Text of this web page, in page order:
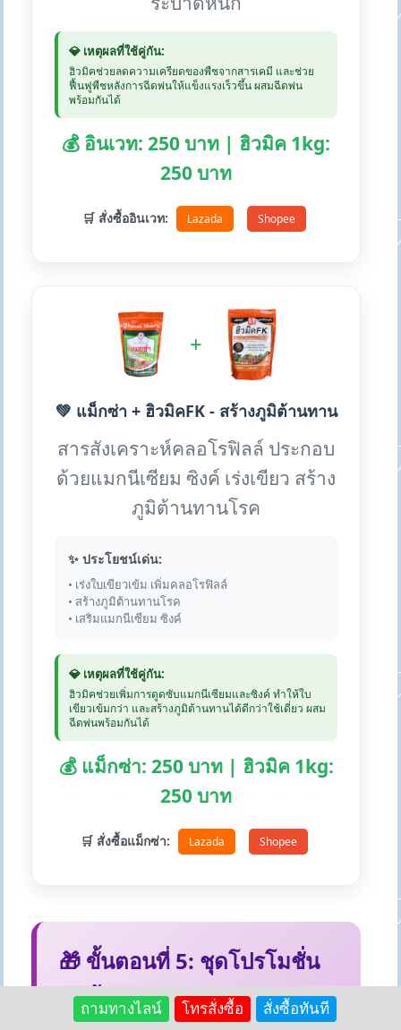
💎 เหตุผลที่ใช้คู่กัน:
ฮิวมิคช่วยลดความเครียดของพืชจากสารเคมี และช่วย
ฟื้นฟูพืชหลังการฉีดพ่นให้แข็งแรงเร็วขึ้น ผสมฉีดพ่น
พร้อมกันได้
💰 อินเวท: 250 บาท | ฮิวมิค 1kg:
250 บาท
🛒 สั่งซื้ออินเวท: Lazada Shopee
+
💚 แม็กซ่า + ฮิวมิคFK - สร้างภูมิต้านทาน
สารสังเคราะห์คลอโรฟิลล์ ประกอบ
ด้วยแมกนีเซียม ซิงค์ เร่งเขียว สร้าง
ภูมิต้านทานโรค
✨ ประโยชน์เด่น:
• เร่งใบเขียวเข้ม เพิ่มคลอโรฟิลล์
• สร้างภูมิต้านทานโรค
• เสริมแมกนีเซียม ซิงค์
💎 เหตุผลที่ใช้คู่กัน:
ฮิวมิคช่วยเพิ่มการดูดซับแมกนีเซียมและซิงค์ ทำให้ใบ
เขียวเข้มกว่า และสร้างภูมิต้านทานได้ดีกว่าใช้เดี่ยว ผสม
ฉีดพ่นพร้อมกันได้
💰 แม็กซ่า: 250 บาท | ฮิวมิค 1kg:
250 บาท
🛒 สั่งซื้อแม็กซ่า: Lazada Shopee
🎁 ขั้นตอนที่ 5: ชุดโปรโมชั่น
สุดคุ้ม
ถามทางไลน์ โทรสั่งซื้อ สั่งซื้อทันที